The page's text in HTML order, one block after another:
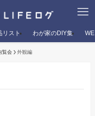
リスト わが家のDIY集
覧会 外観編